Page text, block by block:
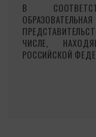
В
ЧИСЛЕ,
РОССИЙСКОЙ